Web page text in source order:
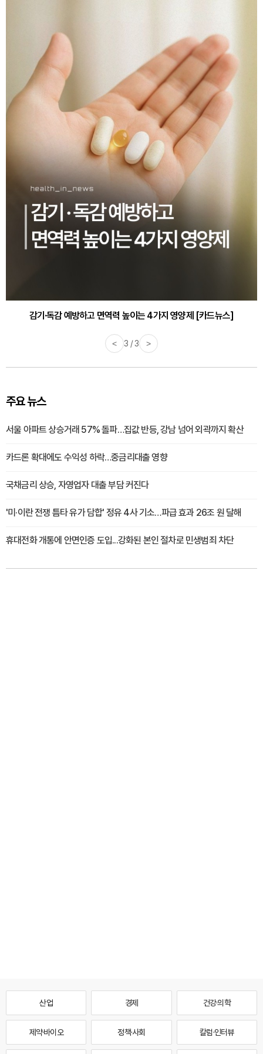
감기·독감 예방하고 면역력 높이는 4가지 영양제 [카드뉴스]
< 3 / 3 >
주요 뉴스
서울 아파트 상승거래 57% 돌파…집값 반등, 강남 넘어 외곽까지 확산
카드론 확대에도 수익성 하락…중금리대출 영향
국채금리 상승, 자영업자 대출 부담 커진다
'미·이란 전쟁 틈타 유가 담합' 정유 4사 기소…파급 효과 26조 원 달해
휴대전화 개통에 안면인증 도입...강화된 본인 절차로 민생범죄 차단
산업 경제 건강·의학
제약·바이오 정책·사회 칼럼·인터뷰